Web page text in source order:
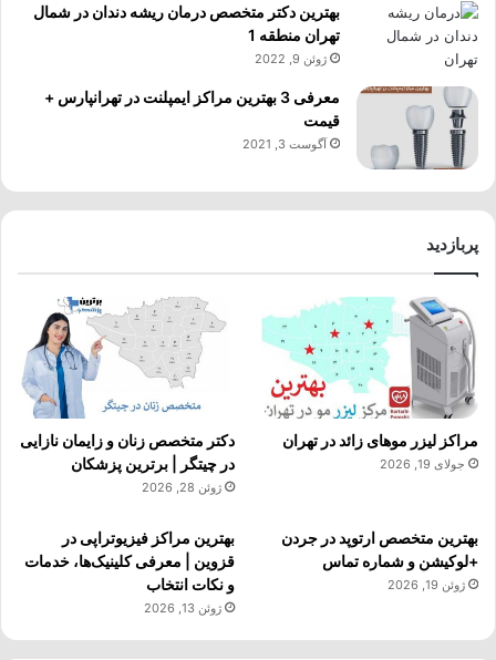
بهترین دکتر متخصص درمان ریشه دندان در شمال
تهران منطقه 1
ژوئن 9, 2022
معرفی 3 بهترین مراکز ایمپلنت در تهرانپارس +
قیمت
آگوست 3, 2021
پربازدید
مراکز لیزر موهای زائد در تهران
جولای 19, 2026
دکتر متخصص زنان و زایمان نازایی
در چیتگر | برترین پزشکان
ژوئن 28, 2026
بهترین متخصص ارتوپد در جردن
+لوکیشن و شماره تماس
ژوئن 19, 2026
بهترین مراکز فیزیوتراپی در
قزوین | معرفی کلینیک‌ها، خدمات
و نکات انتخاب
ژوئن 13, 2026